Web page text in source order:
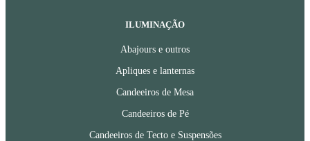
ILUMINAÇÃO
Abajours e outros
Apliques e lanternas
Candeeiros de Mesa
Candeeiros de Pé
Candeeiros de Tecto e Suspensões